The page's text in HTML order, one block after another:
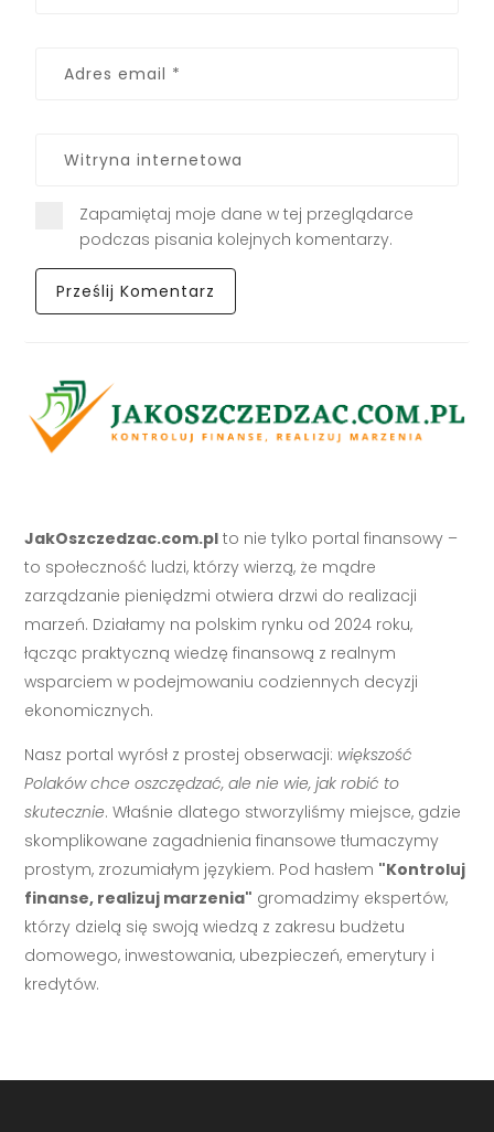
Zapamiętaj moje dane w tej przeglądarce
podczas pisania kolejnych komentarzy.
JakOszczedzac.com.pl to nie tylko portal finansowy –
to społeczność ludzi, którzy wierzą, że mądre
zarządzanie pieniędzmi otwiera drzwi do realizacji
marzeń. Działamy na polskim rynku od 2024 roku,
łącząc praktyczną wiedzę finansową z realnym
wsparciem w podejmowaniu codziennych decyzji
ekonomicznych.
Nasz portal wyrósł z prostej obserwacji: większość
Polaków chce oszczędzać, ale nie wie, jak robić to
skutecznie. Właśnie dlatego stworzyliśmy miejsce, gdzie
skomplikowane zagadnienia finansowe tłumaczymy
prostym, zrozumiałym językiem. Pod hasłem "Kontroluj
finanse, realizuj marzenia" gromadzimy ekspertów,
którzy dzielą się swoją wiedzą z zakresu budżetu
domowego, inwestowania, ubezpieczeń, emerytury i
kredytów.